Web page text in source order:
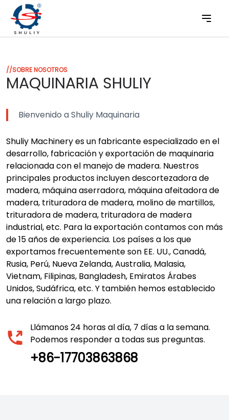
//SOBRE NOSOTROS
MAQUINARIA SHULIY
Bienvenido a Shuliy Maquinaria
Shuliy Machinery es un fabricante especializado en el
desarrollo, fabricación y exportación de maquinaria
relacionada con el manejo de madera. Nuestros
principales productos incluyen descortezadora de
madera, máquina aserradora, máquina afeitadora de
madera, trituradora de madera, molino de martillos,
trituradora de madera, trituradora de madera
industrial, etc. Para la exportación contamos con más
de 15 años de experiencia. Los países a los que
exportamos frecuentemente son EE. UU., Canadá,
Rusia, Perú, Nueva Zelanda, Australia, Malasia,
Vietnam, Filipinas, Bangladesh, Emiratos Árabes
Unidos, Sudáfrica, etc. Y también hemos establecido
una relación a largo plazo.
Llámanos 24 horas al día, 7 días a la semana.
Podemos responder a todas sus preguntas.
+86-17703863868